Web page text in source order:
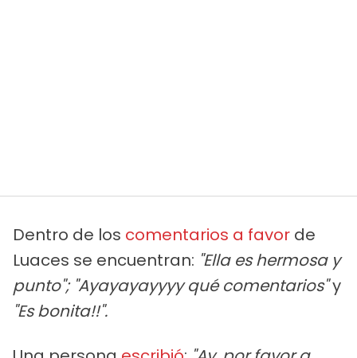
Dentro de los comentarios a favor de
Luaces se encuentran: "Ella es hermosa y
punto"; "Ayayayayyyy qué comentarios"y
"Es bonita!!".